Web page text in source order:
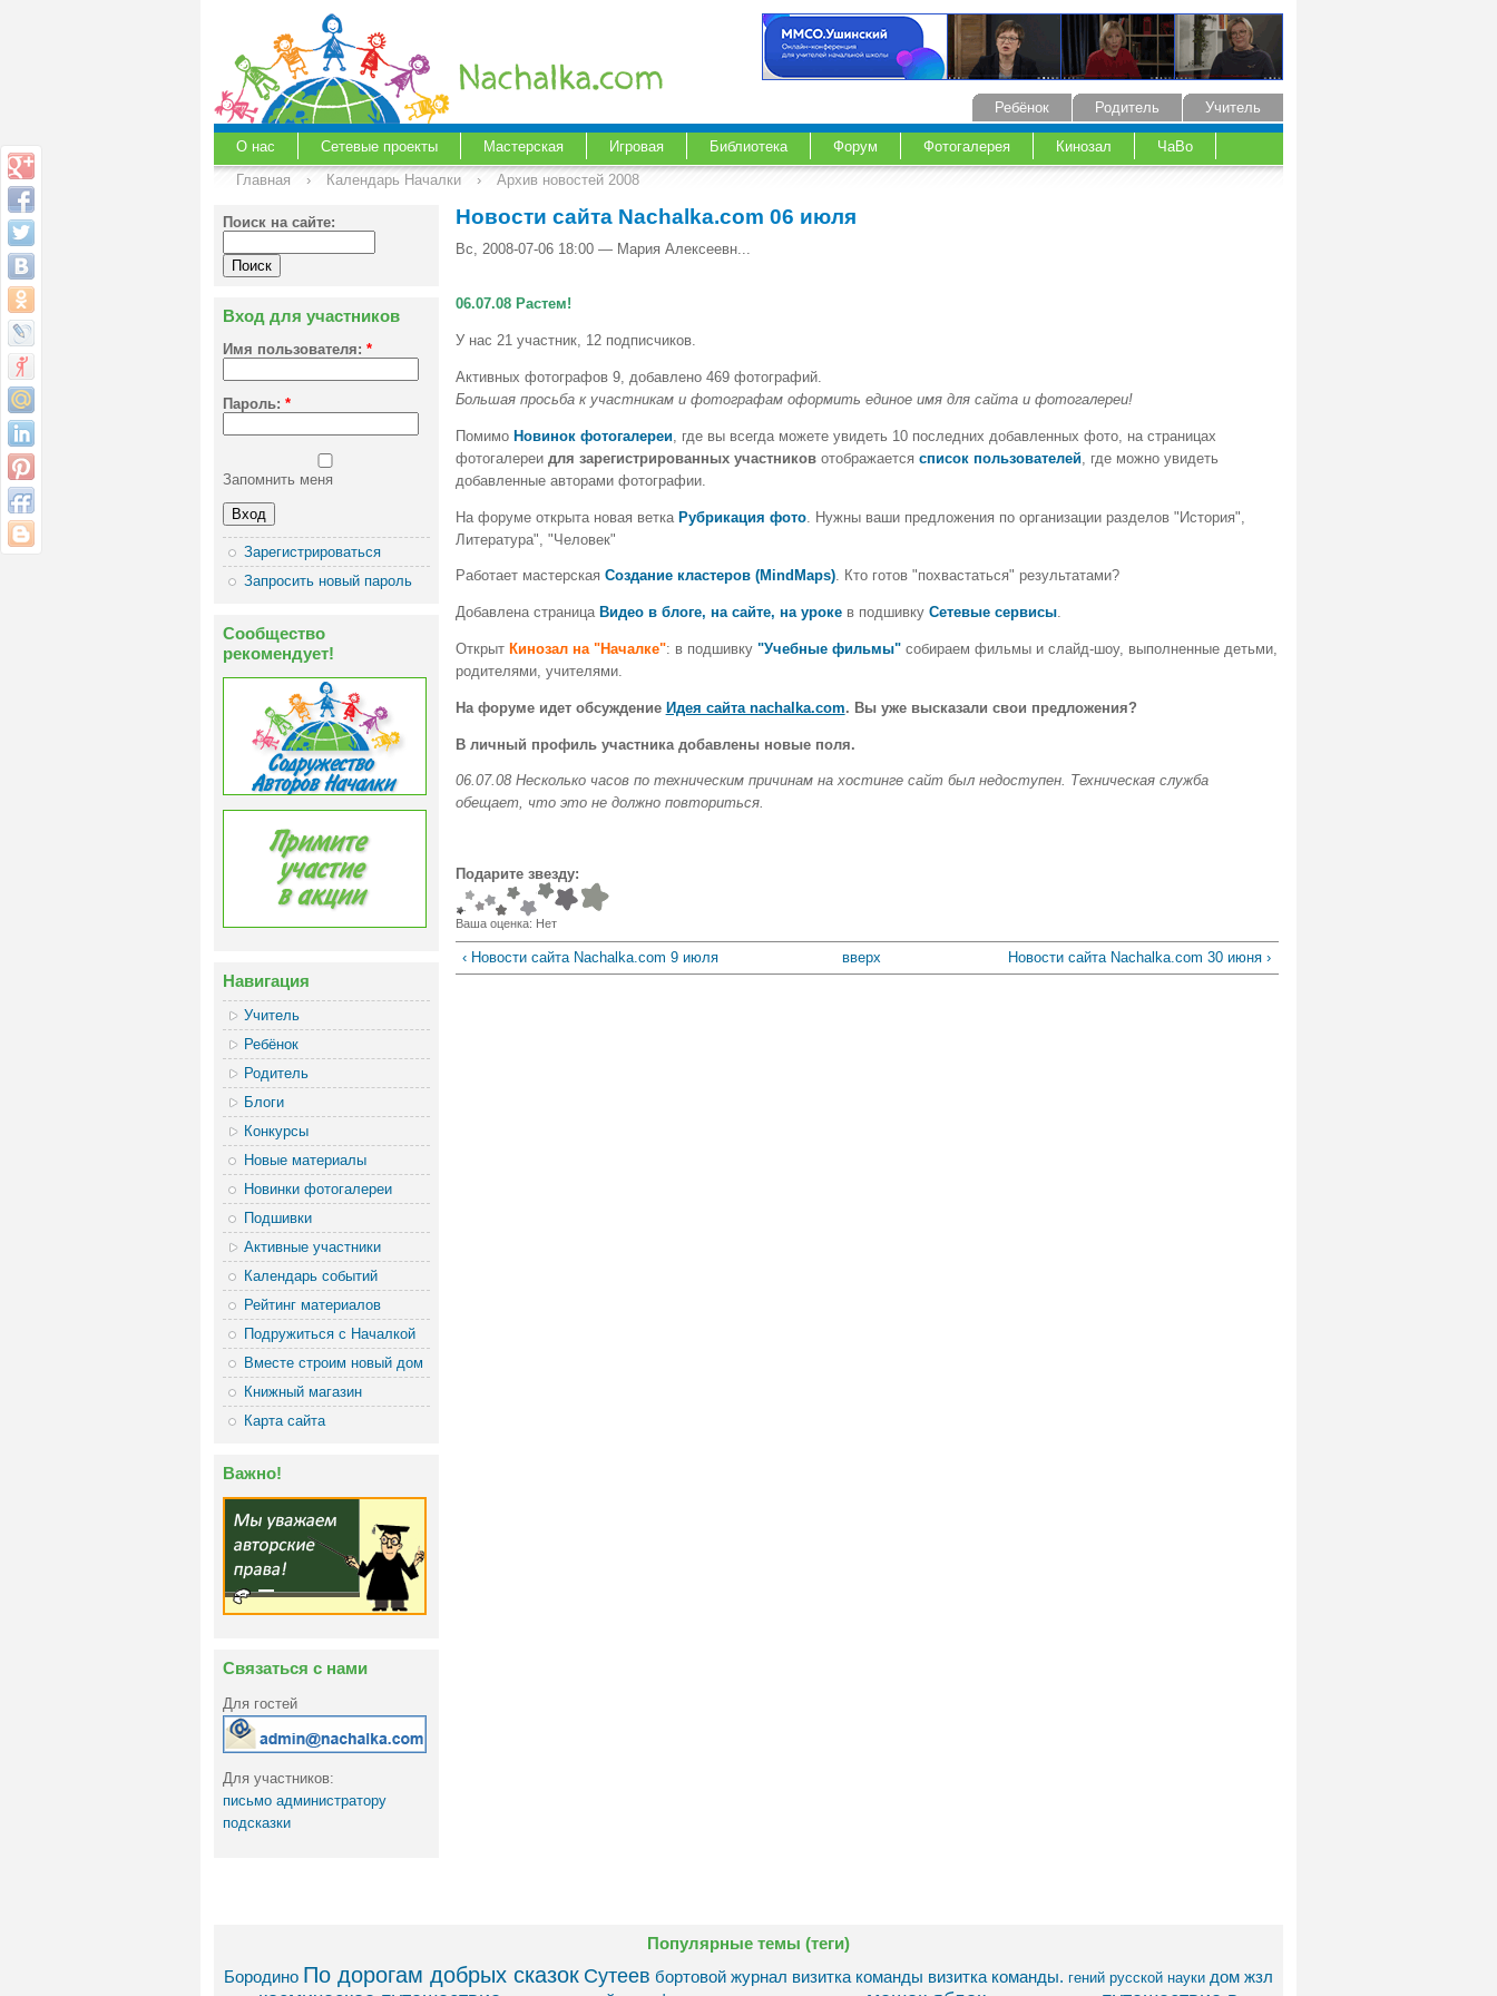
Учитель
Родитель
Ребёнок
О нас Сетевые проекты Мастерская Игровая Библиотека Форум Фотогалерея Кинозал
ЧаВо
Главная
› Календарь Началки › Архив новостей 2008
Поиск на сайте:
Вход для участников
Имя пользователя: *
Пароль: *
Запомнить меня
Зарегистрироваться
Запросить новый пароль
Сообщество
рекомендует!
Навигация
Учитель
Ребёнок
Родитель
Блоги
Конкурсы
Новые материалы
Новинки фотогалереи
Подшивки
Активные участники
Календарь событий
Рейтинг материалов
Подружиться с Началкой
Вместе строим новый дом
Книжный магазин
Карта сайта
Важно!
Связаться с нами
Для гостей
Для участников:
письмо администратору
подсказки
Новости сайта Nachalka.com 06 июля
Вс, 2008-07-06 18:00 — Мария Алексеевн...
06.07.08 Растем!
У нас 21 участник, 12 подписчиков.
Активных фотографов 9, добавлено 469 фотографий.
Большая просьба к участникам и фотографам оформить единое имя для сайта и фотогалереи!
Помимо Новинок фотогалереи, где вы всегда можете увидеть 10 последних добавленных фото, на страницах
фотогалереи для зарегистрированных участниковотображается список пользователей, где можно увидеть
добавленные авторами фотографии.
На форуме открыта новая ветка Рубрикация фото. Нужны ваши предложения по организации разделов "История",
Литература", "Человек"
Работает мастерская Создание кластеров (MindMaps). Кто готов "похвастаться" результатами?
Добавлена страница Видео в блоге, на сайте, на урокев подшивку Сетевые сервисы.
Открыт Кинозал на "Началке": в подшивку "Учебные фильмы"собираем фильмы и слайд-шоу, выполненные детьми,
родителями, учителями.
На форуме идет обсуждение Идея сайта nachalka.com. Вы уже высказали свои предложения?
В личный профиль участника добавлены новые поля.
06.07.08 Несколько часов по техническим причинам на хостинге сайт был недоступен. Техническая служба
обещает, что это не должно повториться.
Подарите звезду:
Ваша оценка: Нет
‹ Новости сайта Nachalka.com 9 июля вверх Новости сайта Nachalka.com 30 июня ›
Популярные темы (теги)
Бородино По дорогам добрых сказок Сутеев бортовой журнал визитка команды визитка команды. гений русской науки дом жзл